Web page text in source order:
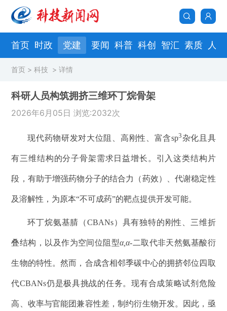
首页 时政 党建 要闻 科普 科创 智汇 素质 人物
首页 >科技 >详情
科研人员构筑拥挤三维环丁烷骨架
2026年6月05日 浏览:2032次
现代药物研发对大位阻、高刚性、富含sp3杂化且具
有三维结构的分子骨架需求日益增长。引入这类结构片
段，有助于增强药物分子的结合力（药效）、代谢稳定性
及溶解性，为原本“不可成药”的靶点提供开发可能。
环丁烷氨基腈（CBANs）具有独特的刚性、三维折
叠结构，以及作为空间位阻型α,α-二取代非天然氨基酸衍
生物的特性。然而，合成含相邻季碳中心的拥挤邻位四取
代CBANs仍是极具挑战的任务。现有合成策略试剂危险
高、收率与官能团兼容性差，制约衍生物开发。因此，亟